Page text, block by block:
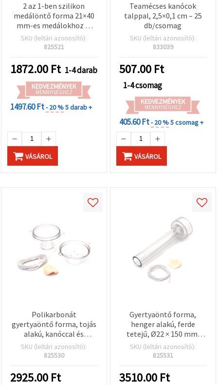
2 az 1-ben szilikon
medálöntő forma 21×40
mm-es medálokhoz —
dupla forma (2 dizájn),
rugalmas öntőforma
gyantához, polimer
agyaghoz — DIY
ékszerkészítéshez és
ajándéktárgyakhoz
SKU (leltári azonosító):
825521
1872.00 Ft 1-4 darab
KEDVEZMÉNYEK
MENNYISÉGHEZ
1497.60 Ft- 20 %5 darab +
VÁSÁROL
Teamécses kanócok
talppal, 2,5×0,1 cm – 25
db/csomag
SKU (leltári azonosító):
833039
507.00 Ft
1-4 csomag
KEDVEZMÉNYEK
MENNYISÉGHEZ
405.60 Ft- 20 %5 csomag +
VÁSÁROL
Polikarbonát
gyertyaöntő forma, tojás
alakú, kanóccal és
modellező agyaggal,
50×64 mm
SKU (leltári azonosító):
825530
2925.00 Ft
Gyertyaöntő forma,
henger alakú, ferde
tetejű, Ø22 × 150 mm,
kanóccal és modellező
gyurmával
SKU (leltári azonosító):
825531
3510.00 Ft